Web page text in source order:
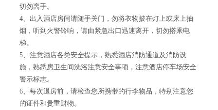
切勿离手。
4、出入酒店房间请随手关门，勿将衣物披在灯上或床上抽
烟，听到火警铃响，请由紧急出口迅速离开，切勿搭乘电
梯。
5、注意酒店各类安全提示，熟悉酒店消防通道及消防设
施，熟悉房卫生间洗浴注意安全事项，注意酒店停车场安全
警示标志。
6、每次退房前，请检查您所携带的行李物品，特别注意您
的证件和贵重财物。